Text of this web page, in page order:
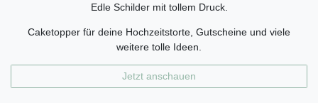
Edle Schilder mit tollem Druck.
Caketopper für deine Hochzeitstorte, Gutscheine und viele
weitere tolle Ideen.
Jetzt anschauen